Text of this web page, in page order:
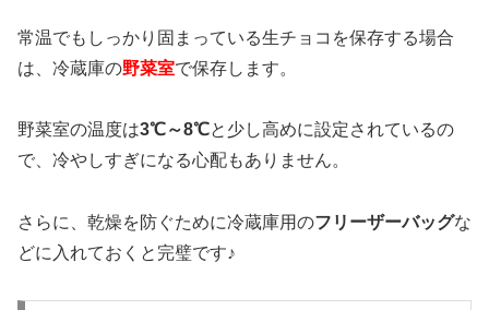
常温でもしっかり固まっている生チョコを保存する場合
は、冷蔵庫の野菜室で保存します。
野菜室の温度は3℃～8℃と少し高めに設定されているの
で、冷やしすぎになる心配もありません。
さらに、乾燥を防ぐために冷蔵庫用のフリーザーバッグな
どに入れておくと完璧です♪